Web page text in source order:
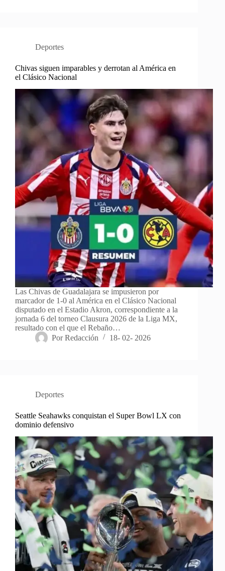
Deportes
Chivas siguen imparables y derrotan al América en
el Clásico Nacional
Las Chivas de Guadalajara se impusieron por
marcador de 1-0 al América en el Clásico Nacional
disputado en el Estadio Akron, correspondiente a la
jornada 6 del torneo Clausura 2026 de la Liga MX,
resultado con el que el Rebaño…
Por Redacción 18- 02- 2026
Deportes
Seattle Seahawks conquistan el Super Bowl LX con
dominio defensivo